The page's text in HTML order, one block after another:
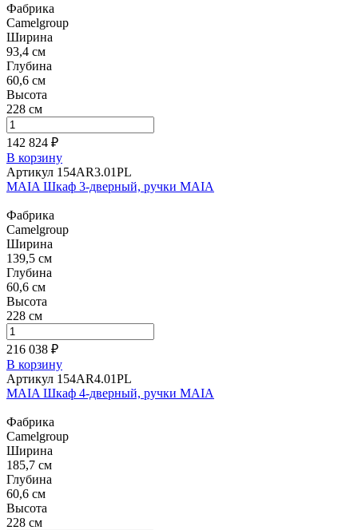
Фабрика
Camelgroup
Ширина
93,4 см
Глубина
60,6 см
Высота
228 см
142 824 ₽
В корзину
Артикул 154AR3.01PL
MAIA Шкаф 3-дверный, ручки MAIA
Фабрика
Camelgroup
Ширина
139,5 см
Глубина
60,6 см
Высота
228 см
216 038 ₽
В корзину
Артикул 154AR4.01PL
MAIA Шкаф 4-дверный, ручки MAIA
Фабрика
Camelgroup
Ширина
185,7 см
Глубина
60,6 см
Высота
228 см